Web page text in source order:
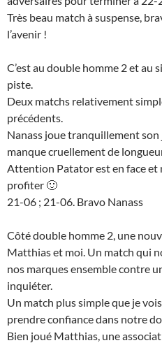
Très beau match à suspense,
l’avenir !
C’est au double homme 2 et au
piste.
Deux matchs relativement
précédents.
Nanass joue tranquillement
manque cruellement de
Attention Patator est en face et
profiter 🙂
21-06 ; 21-06. Bravo Nanass
Côté double homme 2, une
Matthias et moi. Un match qui
nos marques ensemble contre
inquiéter.
Un match plus simple que je
prendre confiance dans notre
Bien joué Matthias, une